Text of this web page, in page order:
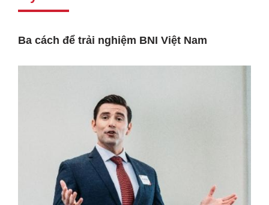
Ba cách để trải nghiệm BNI Việt Nam